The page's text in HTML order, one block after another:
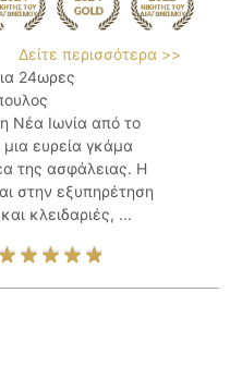
Δείτε περισσότερα >>
24ωρες
Νέα Ιωνία από το
ευρεία γκάμα
της ασφάλειας. Η
στην εξυπηρέτηση
κλειδαριές, ...